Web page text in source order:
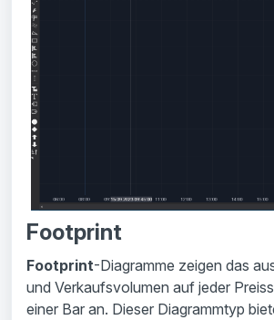
Footprint
Footprint-Diagramme zeigen das
und Verkaufsvolumen auf jeder
einer Bar an. Dieser Diagrammtyp